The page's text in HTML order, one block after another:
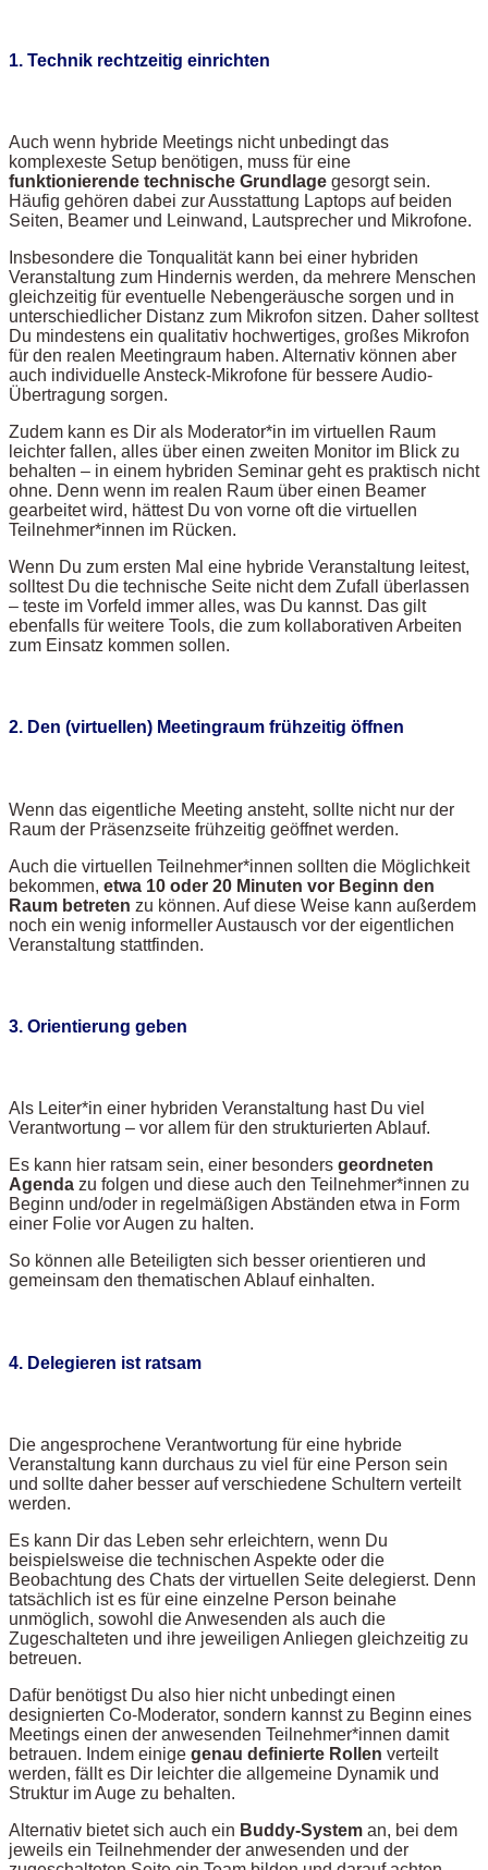
1. Technik rechtzeitig einrichten
Auch wenn hybride Meetings nicht unbedingt das
komplexeste Setup benötigen, muss für eine
funktionierende technische Grundlage gesorgt sein.
Häufig gehören dabei zur Ausstattung Laptops auf beiden
Seiten, Beamer und Leinwand, Lautsprecher und Mikrofone.
Insbesondere die Tonqualität kann bei einer hybriden
Veranstaltung zum Hindernis werden, da mehrere Menschen
gleichzeitig für eventuelle Nebengeräusche sorgen und in
unterschiedlicher Distanz zum Mikrofon sitzen. Daher solltest
Du mindestens ein qualitativ hochwertiges, großes Mikrofon
für den realen Meetingraum haben. Alternativ können aber
auch individuelle Ansteck-Mikrofone für bessere Audio-
Übertragung sorgen.
Zudem kann es Dir als Moderator*in im virtuellen Raum
leichter fallen, alles über einen zweiten Monitor im Blick zu
behalten – in einem hybriden Seminar geht es praktisch nicht
ohne. Denn wenn im realen Raum über einen Beamer
gearbeitet wird, hättest Du von vorne oft die virtuellen
Teilnehmer*innen im Rücken.
Wenn Du zum ersten Mal eine hybride Veranstaltung leitest,
solltest Du die technische Seite nicht dem Zufall überlassen
– teste im Vorfeld immer alles, was Du kannst. Das gilt
ebenfalls für weitere Tools, die zum kollaborativen Arbeiten
zum Einsatz kommen sollen.
2. Den (virtuellen) Meetingraum frühzeitig öffnen
Wenn das eigentliche Meeting ansteht, sollte nicht nur der
Raum der Präsenzseite frühzeitig geöffnet werden.
Auch die virtuellen Teilnehmer*innen sollten die Möglichkeit
bekommen, etwa 10 oder 20 Minuten vor Beginn den
Raum betreten zu können. Auf diese Weise kann außerdem
noch ein wenig informeller Austausch vor der eigentlichen
Veranstaltung stattfinden.
3. Orientierung geben
Als Leiter*in einer hybriden Veranstaltung hast Du viel
Verantwortung – vor allem für den strukturierten Ablauf.
Es kann hier ratsam sein, einer besonders geordneten
Agenda zu folgen und diese auch den Teilnehmer*innen zu
Beginn und/oder in regelmäßigen Abständen etwa in Form
einer Folie vor Augen zu halten.
So können alle Beteiligten sich besser orientieren und
gemeinsam den thematischen Ablauf einhalten.
4. Delegieren ist ratsam
Die angesprochene Verantwortung für eine hybride
Veranstaltung kann durchaus zu viel für eine Person sein
und sollte daher besser auf verschiedene Schultern verteilt
werden.
Es kann Dir das Leben sehr erleichtern, wenn Du
beispielsweise die technischen Aspekte oder die
Beobachtung des Chats der virtuellen Seite delegierst. Denn
tatsächlich ist es für eine einzelne Person beinahe
unmöglich, sowohl die Anwesenden als auch die
Zugeschalteten und ihre jeweiligen Anliegen gleichzeitig zu
betreuen.
Dafür benötigst Du also hier nicht unbedingt einen
designierten Co-Moderator, sondern kannst zu Beginn eines
Meetings einen der anwesenden Teilnehmer*innen damit
betrauen. Indem einige genau definierte Rollen verteilt
werden, fällt es Dir leichter die allgemeine Dynamik und
Struktur im Auge zu behalten.
Alternativ bietet sich auch ein Buddy-System an, bei dem
jeweils ein Teilnehmender der anwesenden und der